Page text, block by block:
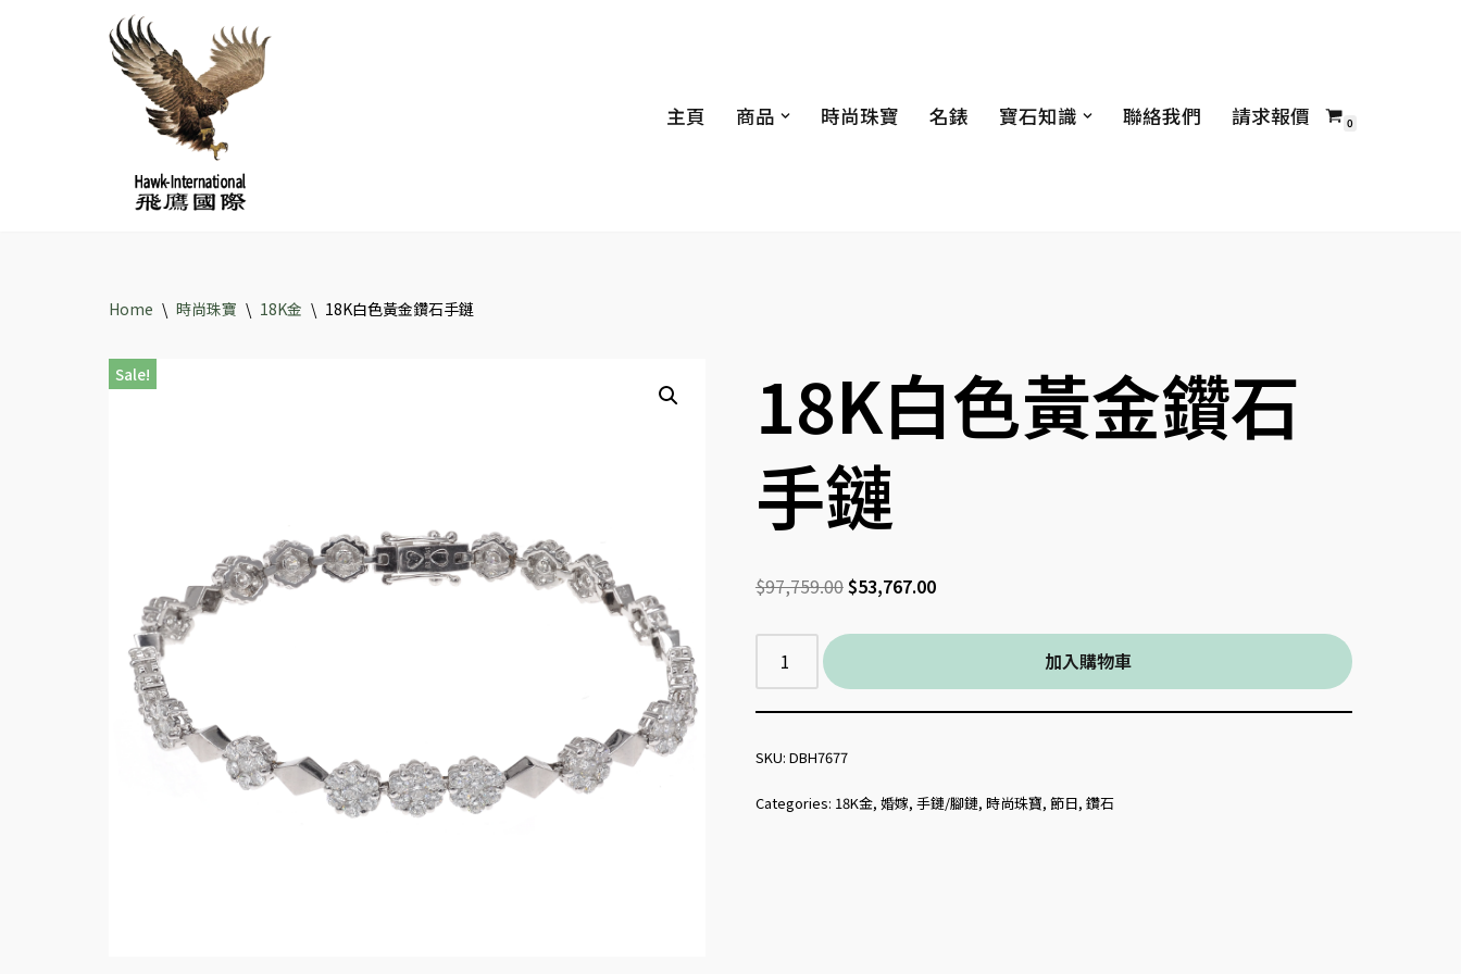
主頁 商品 時尚珠寶 名錶 寶石知識 聯絡我們 請求報價 0
Home \ 時尚珠寶 \ 18K金 \ 18K白色黃金鑽石手鏈
Sale!
18K白色黃金鑽石
手鏈
$97,759.00$53,767.00
加入購物車
SKU: DBH7677
Categories: 18K金, 婚嫁, 手鏈/腳鏈, 時尚珠寶, 節日, 鑽石